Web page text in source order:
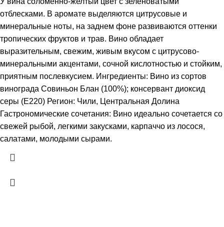
отблесками. В аромате выделяются цитрусовые и
минеральные ноты, на заднем фоне развиваются оттенки
тропических фруктов и трав. Вино обладает
выразительным, свежим, живым вкусом с цитрусово-
минеральными акцентами, сочной кислотностью и стойким,
приятным послевкусием. Ингредиенты: Вино из сортов
винограда Совиньон Блан (100%); консервант диоксид
серы (Е220) Регион: Чили, Центральная Долина
Гастрономические сочетания: Вино идеально сочетается со
свежей рыбой, легкими закусками, карпаччо из лосося,
салатами, молодыми сырами.